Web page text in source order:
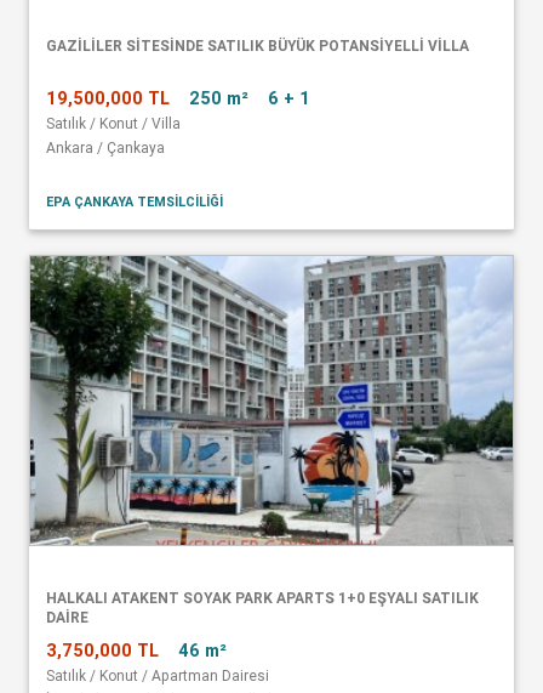
GAZİLİLER SİTESİNDE SATILIK BÜYÜK POTANSİYELLİ VİLLA
19,500,000 TL 250 m² 6 + 1
Satılık / Konut / Villa
Ankara / Çankaya
EPA ÇANKAYA TEMSİLCİLİĞİ
HALKALI ATAKENT SOYAK PARK APARTS 1+0 EŞYALI SATILIK
DAİRE
3,750,000 TL 46 m²
Satılık / Konut / Apartman Dairesi